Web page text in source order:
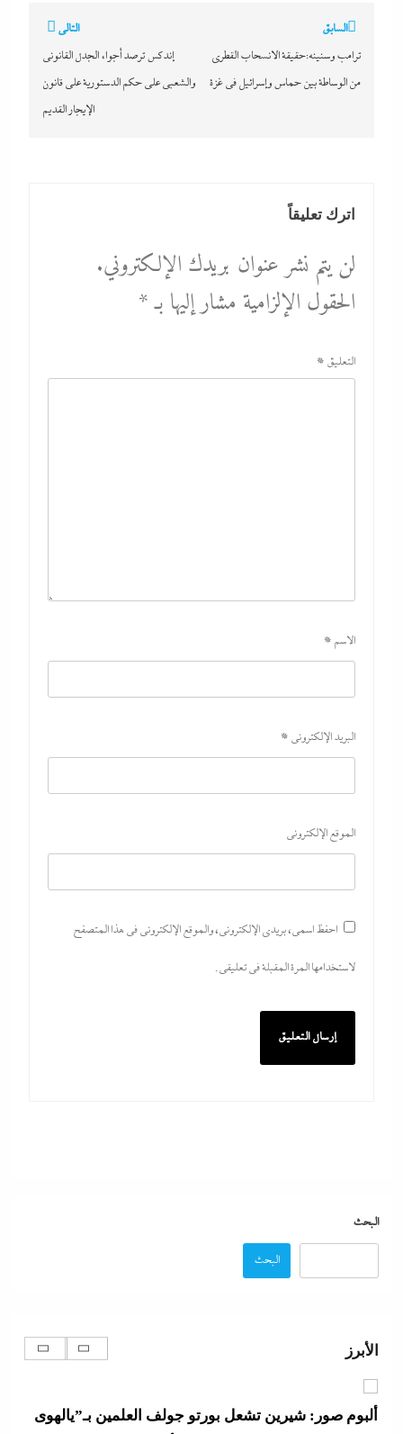
تصفّح
المقالات
السابق
ترامب وسنينه:حقيقة الانسحاب القطرى
من الوساطة بين حماس وإسرائيل في غزة
التالي
إندكس ترصد أجواء الجدل القانونى
والشعبي على حكم الدستورية على قانون
الإيجار القديم
اترك تعليقاً
لن يتم نشر عنوان بريدك الإلكتروني.
الحقول الإلزامية مشار إليها بـ*
التعليق *
الاسم *
البريد الإلكتروني *
الموقع الإلكتروني
احفظ اسمي، بريدي الإلكتروني، والموقع الإلكتروني في هذا المتصفح
لاستخدامها المرة المقبلة في تعليقي.
البحث
البحث
الأبرز
شهادة تجميل لفشل عبداللطيف؟
8 أغسطس، 2026
ألبوم صور: شيرين تشعل بورتو جولف العلمين بـ”يالهوى